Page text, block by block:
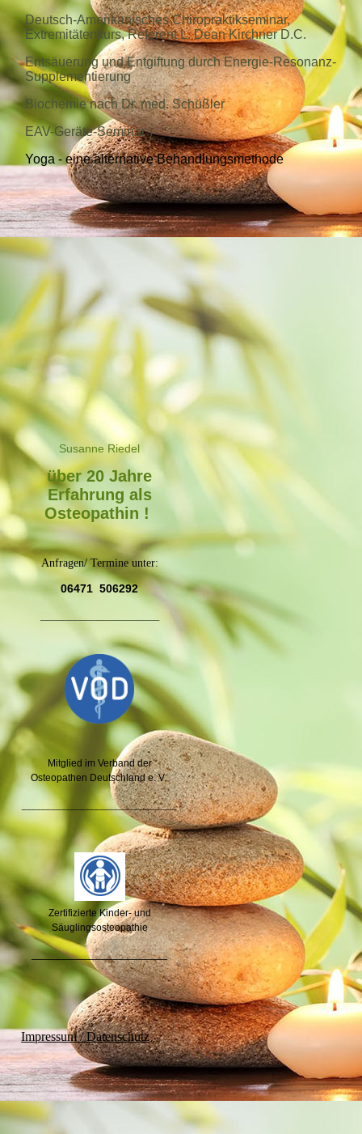
Deutsch-Amerikanisches Chiropraktikseminar,
Extremitätenkurs, Referent L. Dean Kirchner D.C.
Entsäuerung und Entgiftung durch Energie-Resonanz-
Supplementierung
Biochemie nach Dr. med. Schüßler
EAV-Geräte-Seminar )
Yoga - eine alternative Behandlungsmethode
Susanne Riedel
über 20 Jahre
Erfahrung als
Osteopathin !
Anfragen/ Termine unter:
06471 506292
Mitglied im Verband der
Osteopathen Deutschland e. V.
________________________________
Zertifizierte Kinder- und
Säuglingsosteopathie
_____________________
Impressum / Datenschutz